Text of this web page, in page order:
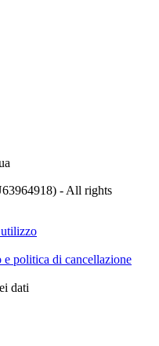
- All rights
politica di cancellazione
dati